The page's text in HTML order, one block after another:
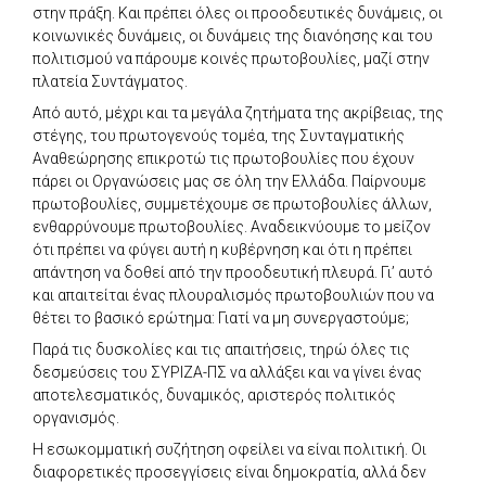
στην πράξη. Και πρέπει όλες οι προοδευτικές δυνάμεις, οι
κοινωνικές δυνάμεις, οι δυνάμεις της διανόησης και του
πολιτισμού να πάρουμε κοινές πρωτοβουλίες, μαζί στην
πλατεία Συντάγματος.
Από αυτό, μέχρι και τα μεγάλα ζητήματα της ακρίβειας, της
στέγης, του πρωτογενούς τομέα, της Συνταγματικής
Αναθεώρησης επικροτώ τις πρωτοβουλίες που έχουν
πάρει οι Οργανώσεις μας σε όλη την Ελλάδα. Παίρνουμε
πρωτοβουλίες, συμμετέχουμε σε πρωτοβουλίες άλλων,
ενθαρρύνουμε πρωτοβουλίες. Αναδεικνύουμε το μείζον
ότι πρέπει να φύγει αυτή η κυβέρνηση και ότι η πρέπει
απάντηση να δοθεί από την προοδευτική πλευρά. Γι’ αυτό
και απαιτείται ένας πλουραλισμός πρωτοβουλιών που να
θέτει το βασικό ερώτημα: Γιατί να μη συνεργαστούμε;
Παρά τις δυσκολίες και τις απαιτήσεις, τηρώ όλες τις
δεσμεύσεις του ΣΥΡΙΖΑ-ΠΣ να αλλάξει και να γίνει ένας
αποτελεσματικός, δυναμικός, αριστερός πολιτικός
οργανισμός.
Η εσωκομματική συζήτηση οφείλει να είναι πολιτική. Οι
διαφορετικές προσεγγίσεις είναι δημοκρατία, αλλά δεν